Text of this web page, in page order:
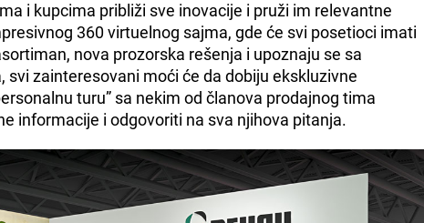
i kupcima približi sve inovacije i pruži im relevantne
360 virtuelnog sajma, gde će svi posetioci imati
nova prozorska rešenja i upoznaju se sa
zainteresovani moći će da dobiju ekskluzivne
turu” sa nekim od članova prodajnog tima
informacije i odgovoriti na sva njihova pitanja.